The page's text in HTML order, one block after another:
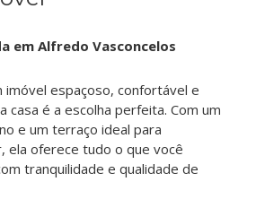
em Alfredo Vasconcelos
imóvel espaçoso, confortável e
casa é a escolha perfeita. Com um
e um terraço ideal para
ela oferece tudo o que você
tranquilidade e qualidade de